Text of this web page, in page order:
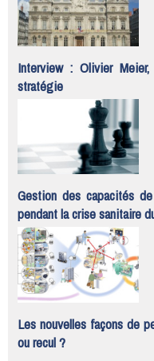
Interview : Olivier
stratégie
Gestion des capacités
pendant la crise sanitaire
Les nouvelles façons de
ou recul ?